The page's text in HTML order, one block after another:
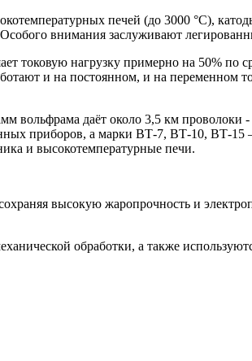
печей (до 3000 °C),
внимания заслуживают
токовую нагрузку примерно на 50% по
и на постоянном, и на переменном
вольфрама даёт около 3,5 км проволоки -
приборов, а марки ВТ-7, ВТ-10, ВТ-
и высокотемпературные печи.
высокую жаропрочность и
обработки, а также